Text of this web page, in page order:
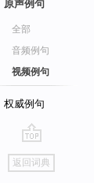
原声例句
全部
音频例句
视频例句
权威例句
go
top
返回词典